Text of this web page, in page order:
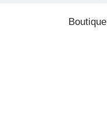
Boutique